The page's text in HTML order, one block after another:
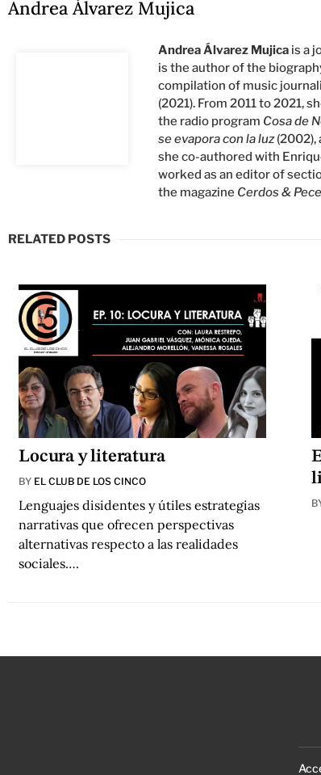
Andrea Álvarez Mujica
Andrea Álvarez Mujica is a
is the author of the
compilation of music
(2021). From 2011 to 2021,
the radio program Cosa de
se evapora con la luz(2002),
she co-authored with
worked as an editor of
the magazine Cerdos &
RELATED POSTS
Locura y literatura
BY EL CLUB DE LOS CINCO
Lenguajes disidentes y útiles estrategias
narrativas que ofrecen perspectivas
alternativas respecto a las realidades
sociales….